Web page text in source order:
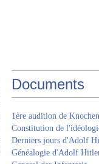
Documents
1ère audition de
Constitution de
Derniers jours d'Adolf
Généalogie d'Adolf